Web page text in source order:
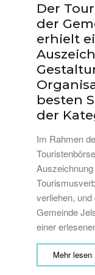
Der
der
erhielt
besten
der
Im Rahmen
verliehen,
Gemeinde
einer
Mehr lesen